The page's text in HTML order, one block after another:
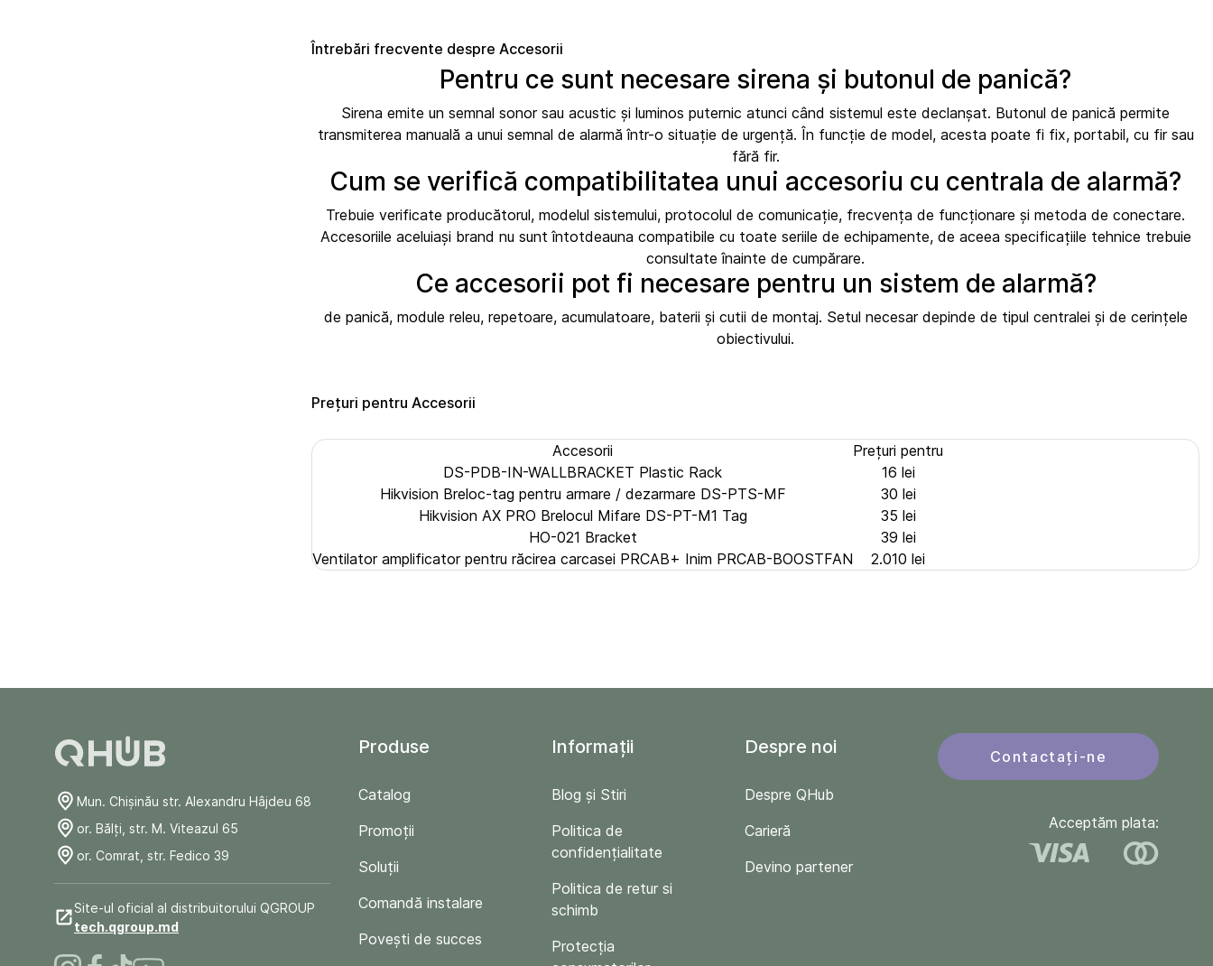
Întrebări frecvente despre Accesorii
Pentru ce sunt necesare sirena și butonul de panică?
Sirena emite un semnal sonor sau acustic și luminos puternic atunci când sistemul este declanșat. Butonul de panică permite
transmiterea manuală a unui semnal de alarmă într-o situație de urgență. În funcție de model, acesta poate fi fix, portabil, cu fir sau
fără fir.
Cum se verifică compatibilitatea unui accesoriu cu centrala de alarmă?
Trebuie verificate producătorul, modelul sistemului, protocolul de comunicație, frecvența de funcționare și metoda de conectare.
Accesoriile aceluiași brand nu sunt întotdeauna compatibile cu toate seriile de echipamente, de aceea specificațiile tehnice trebuie
consultate înainte de cumpărare.
Ce accesorii pot fi necesare pentru un sistem de alarmă?
de panică, module releu, repetoare, acumulatoare, baterii și cutii de montaj. Setul necesar depinde de tipul centralei și de cerințele
obiectivului.
Prețuri pentru Accesorii
Accesorii
Prețuri pentru
DS-PDB-IN-WALLBRACKET Plastic Rack
16 lei
Hikvision Breloc-tag pentru armare / dezarmare DS-PTS-MF
30 lei
Hikvision AX PRO Brelocul Mifare DS-PT-M1 Tag
35 lei
HO-021 Bracket
39 lei
Ventilator amplificator pentru răcirea carcasei PRCAB+ Inim PRCAB-BOOSTFAN
2.010 lei
Mun. Chişinău str. Alexandru Hâjdeu 68
or. Bălți, str. M. Viteazul 65
or. Comrat, str. Fedico 39
Site-ul oficial al distribuitorului QGROUP
tech.qgroup.md
Produse
Catalog
Promoții
Soluții
Comandă instalare
Povești de succes
Informații
Blog și Stiri
Politica de
confidențialitate
Politica de retur si
schimb
Protecția
Despre noi
Despre QHub
Carieră
Devino partener
Contactați-ne
Acceptăm plata: